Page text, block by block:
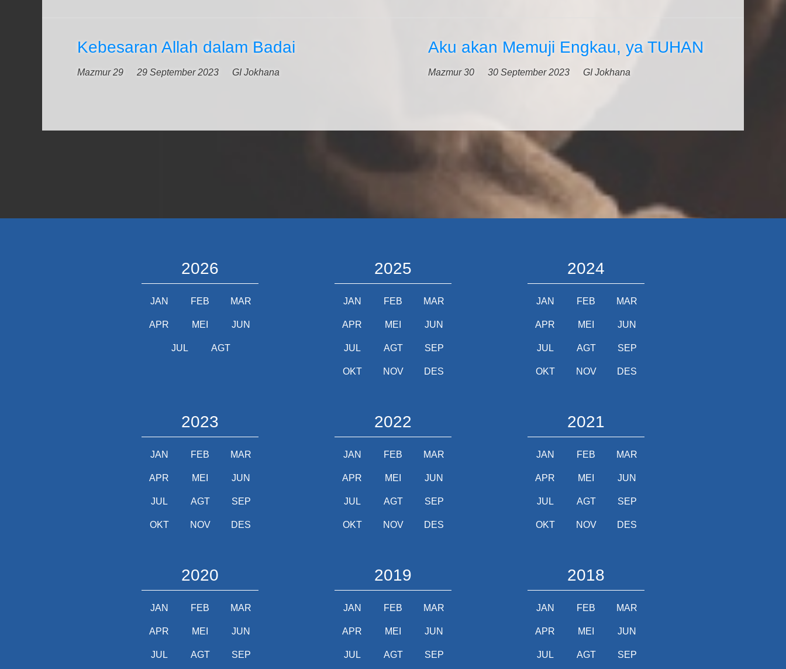
Kebesaran Allah dalam Badai
Mazmur 29 29 September 2023 GI Jokhana
Aku akan Memuji Engkau, ya TUHAN
Mazmur 30 30 September 2023 GI Jokhana
2026
JAN FEB MAR
APR MEI JUN
JUL AGT
2025
JAN FEB MAR
APR MEI JUN
JUL AGT SEP
OKT NOV DES
2024
JAN FEB MAR
APR MEI JUN
JUL AGT SEP
OKT NOV DES
2023
JAN FEB MAR
APR MEI JUN
JUL AGT SEP
OKT NOV DES
2022
JAN FEB MAR
APR MEI JUN
JUL AGT SEP
OKT NOV DES
2021
JAN FEB MAR
APR MEI JUN
JUL AGT SEP
OKT NOV DES
2020
JAN FEB MAR
APR MEI JUN
JUL AGT SEP
2019
JAN FEB MAR
APR MEI JUN
JUL AGT SEP
2018
JAN FEB MAR
APR MEI JUN
JUL AGT SEP